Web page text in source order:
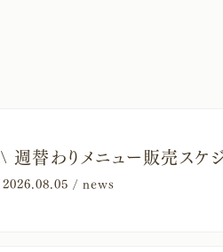
​\ 週替わりメニュー販売スケ
2026.08.05 / news